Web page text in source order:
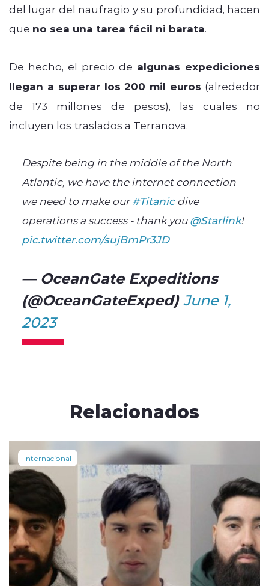
del lugar del naufragio y su profundidad, hacen
que no sea una tarea fácil ni barata.
De hecho, el precio de algunas expediciones
llegan a superar los 200 mil euros (alrededor
de 173 millones de pesos), las cuales no
incluyen los traslados a Terranova.
Despite being in the middle of the North
Atlantic, we have the internet connection
we need to make our#Titanicdive
operations a success - thank you@Starlink!
pic.twitter.com/sujBmPr3JD
— OceanGate Expeditions
(@OceanGateExped)June 1,
2023
Relacionados
Internacional